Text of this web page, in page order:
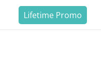
Lifetime Promo